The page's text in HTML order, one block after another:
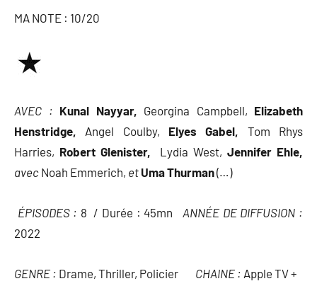
MA NOTE : 10/20
AVEC : Kunal Nayyar, Georgina Campbell, Elizabeth
Henstridge, Angel Coulby, Elyes Gabel, Tom Rhys
Harries, Robert Glenister, Lydia West, Jennifer Ehle,
avec Noah Emmerich, et Uma Thurman(…)
ÉPISODES : 8 / Durée : 45mn ANNÉE DE DIFFUSION :
2022
GENRE : Drame, Thriller, Policier CHAINE : Apple TV +